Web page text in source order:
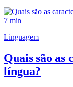
7 min
Linguagem
Quais são as
língua?